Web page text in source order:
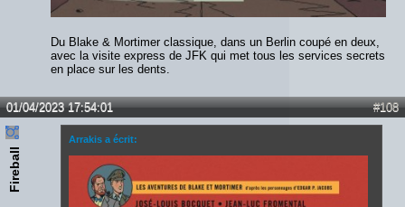
Du Blake & Mortimer classique, dans un Berlin coupé en deux,
avec la visite express de JFK qui met tous les services secrets
en place sur les dents.
#108
01/04/2023 17:54:01
Fireball
Arrakis a écrit: